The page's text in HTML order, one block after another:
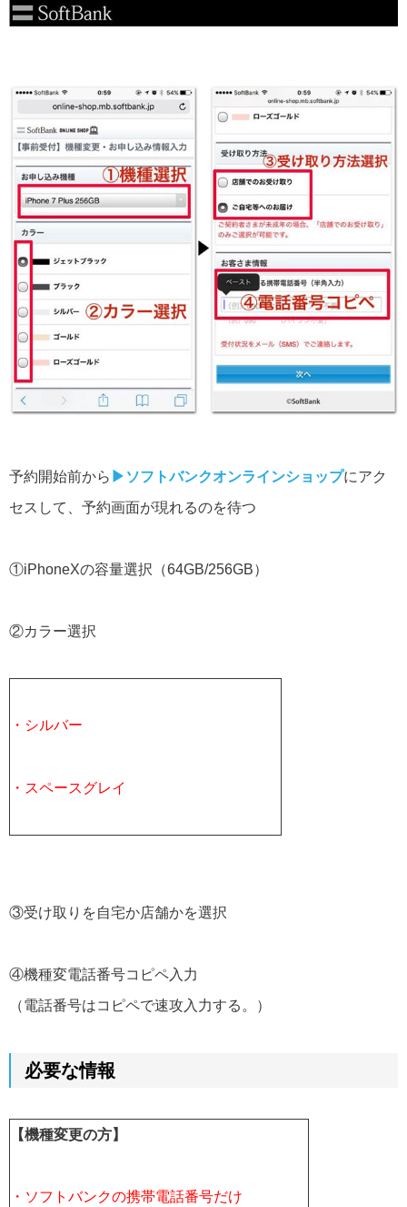
予約開始前から ▶︎ソフトバンクオンラインショップにアク
セスして、予約画面が現れるのを待つ
①iPhoneXの容量選択（64GB/256GB）
②カラー選択
・シルバー
・スペースグレイ
③受け取りを自宅か店舗かを選択
④機種変電話番号コピペ入力
（電話番号はコピペで速攻入力する。）
必要な情報
【機種変更の方】
・ソフトバンクの携帯電話番号だけ